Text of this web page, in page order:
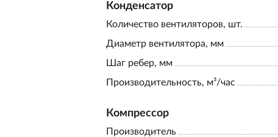
Конденсатор
Количество вентиляторов, шт.
Диаметр вентилятора, мм
Шаг ребер, мм
Производительность, м³/час
Компрессор
Производитель